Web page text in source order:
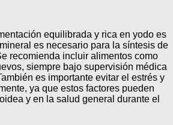
equilibrada y rica en yodo es
es necesario para la síntesis de
recomienda incluir alimentos como
siempre bajo supervisión médica
es importante evitar el estrés y
ya que estos factores pueden
y en la salud general durante el